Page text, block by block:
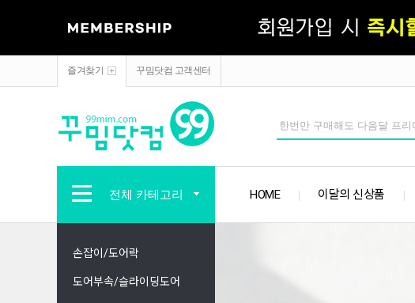
즐겨찾기 꾸밈닷컴 고객센터
전체 카테고리 HOME 이달의 신상품
손잡이/도어락
도어부속/슬라이딩도어